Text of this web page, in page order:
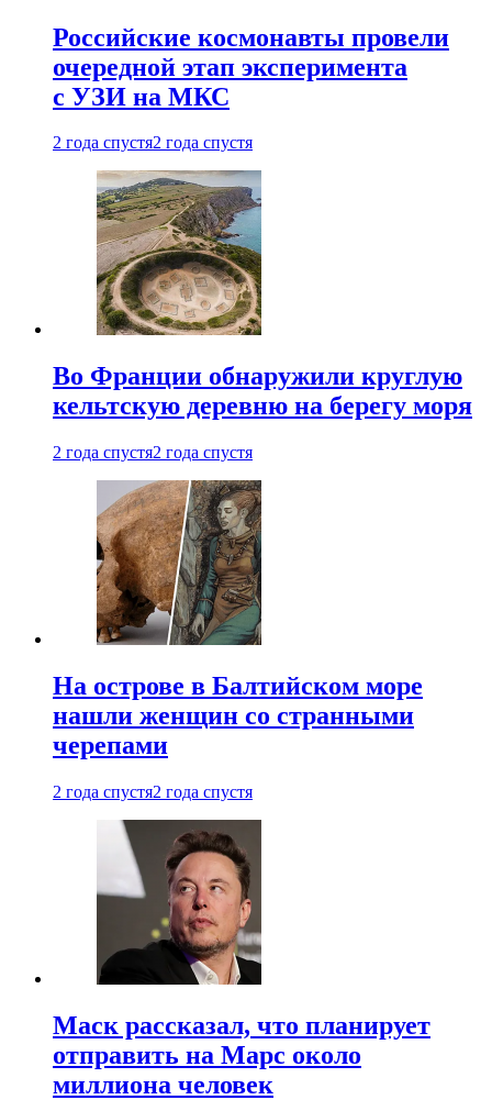
Российские космонавты провели
очередной этап эксперимента
с УЗИ на МКС
2 года спустя2 года спустя
Во Франции обнаружили круглую
кельтскую деревню на берегу моря
2 года спустя2 года спустя
На острове в Балтийском море
нашли женщин со странными
черепами
2 года спустя2 года спустя
Маск рассказал, что планирует
отправить на Марс около
миллиона человек